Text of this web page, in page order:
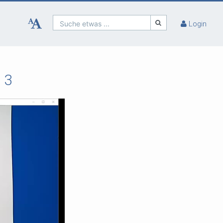
Suche etwas ... Login
3